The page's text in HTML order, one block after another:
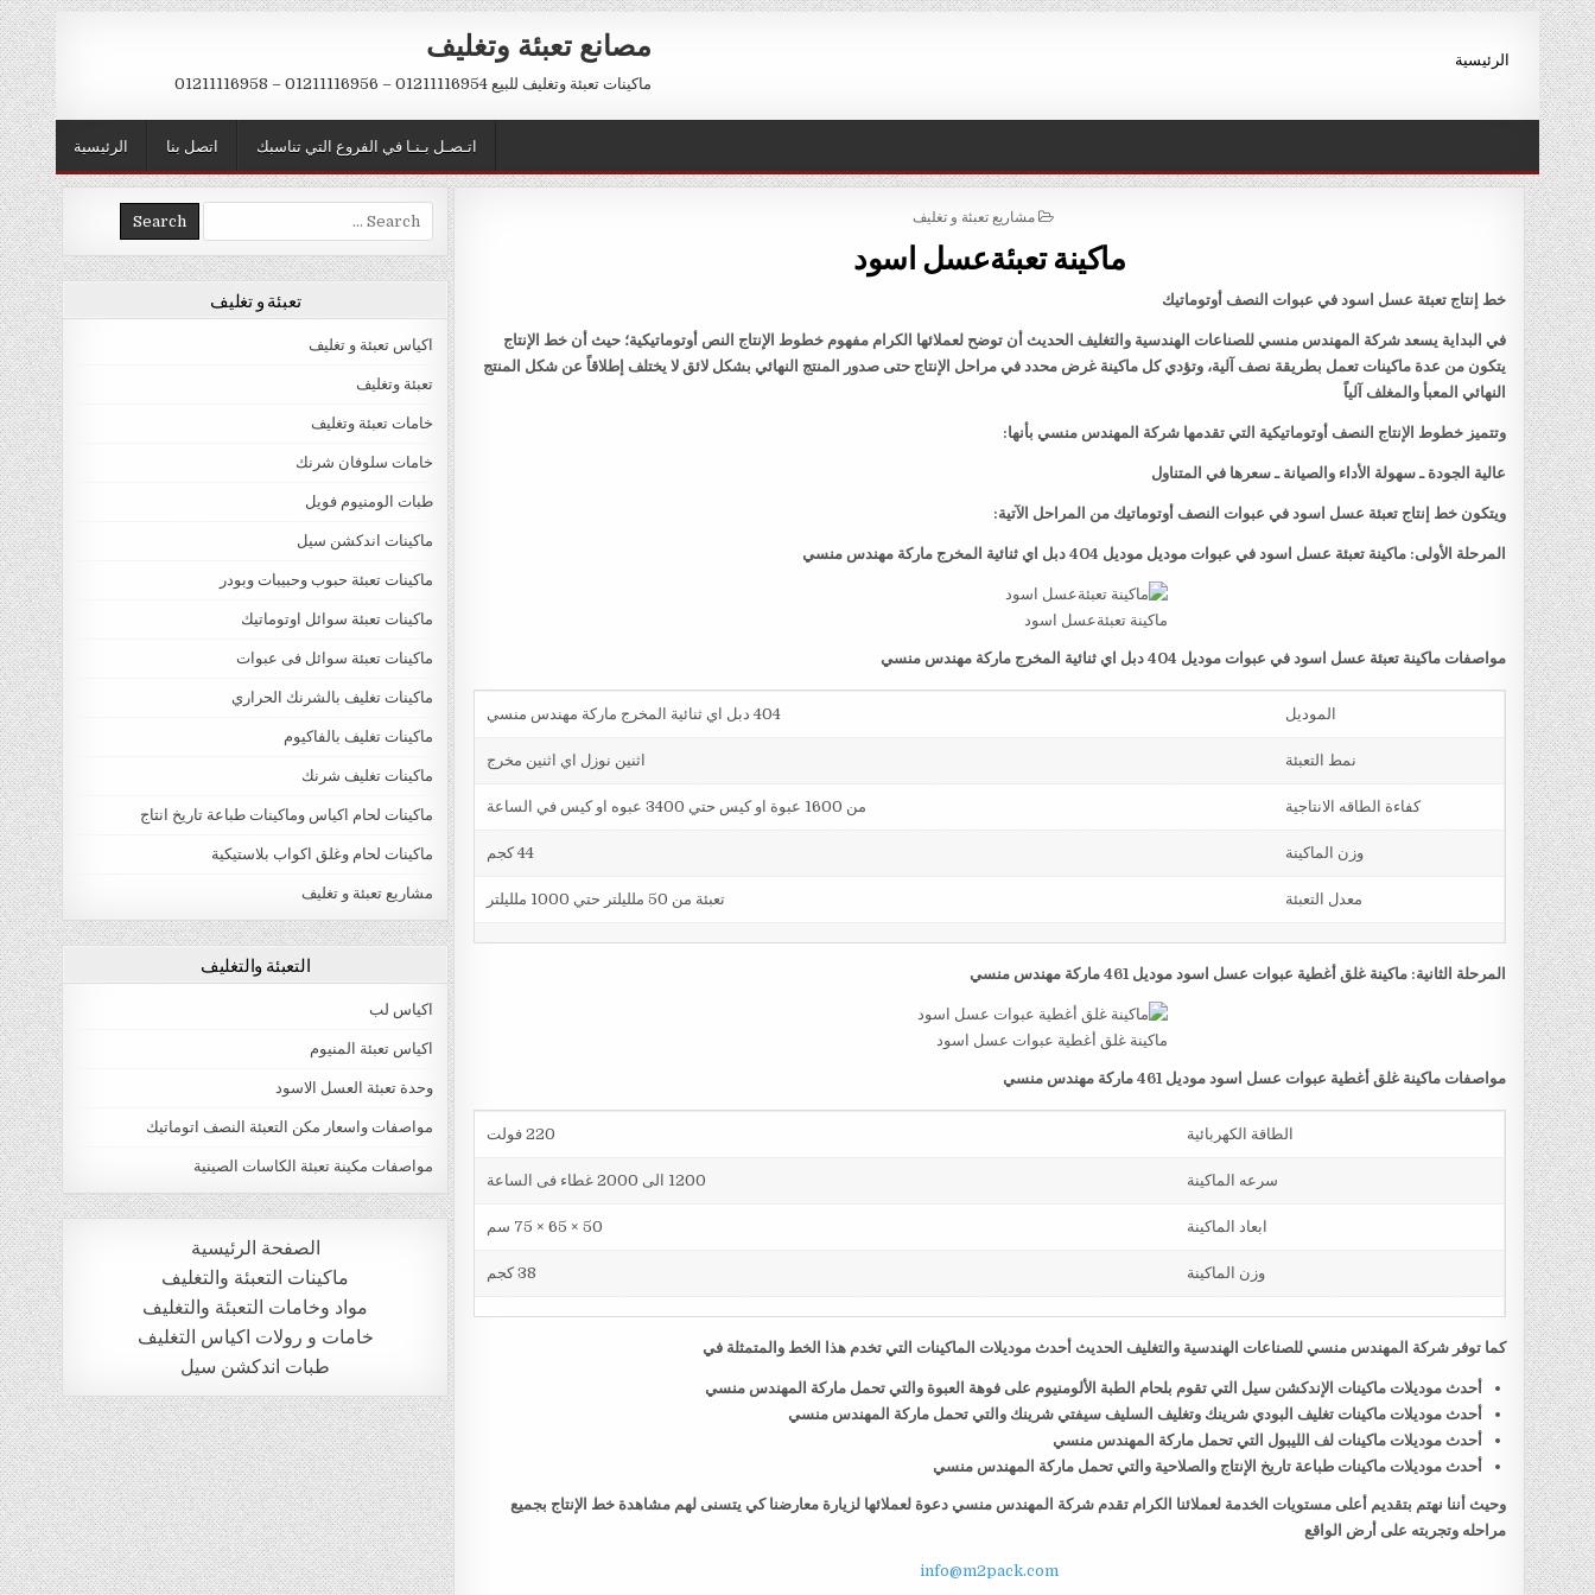
Skip
to
content
مصانع تعبئة وتغليف
ماكينات تعبئة وتغليف للبيع 01211116954 – 01211116956 – 01211116958
الرئيسية
الرئيسية اتصل بنا اتـصـل بـنـا في الفروع التي تناسبك
POSTED
مشاريع تعبئة و تغليف
ماكينة تعبئةعسل اسود
خط إنتاج تعبئة عسل اسود في عبوات النصف أوتوماتيك
في البداية يسعد شركة المهندس منسي للصناعات الهندسية والتغليف الحديث أن توضح لعملائها الكرام مفهوم خطوط الإنتاج النص أوتوماتيكية؛ حيث أن خط الإنتاج
يتكون من عدة ماكينات تعمل بطريقة نصف آلية، وتؤدي كل ماكينة غرض محدد في مراحل الإنتاج حتى صدور المنتج النهائي بشكل لائق لا يختلف إطلاقاً عن شكل المنتج
النهائي المعبأ والمغلف آلياً
وتتميز خطوط الإنتاج النصف أوتوماتيكية التي تقدمها شركة المهندس منسي بأنها:
عالية الجودة ـ سهولة الأداء والصيانة ـ سعرها في المتناول
ويتكون خط إنتاج تعبئة عسل اسود في عبوات النصف أوتوماتيك من المراحل الآتية:
المرحلة الأولى: ماكينة تعبئة عسل اسود في عبوات موديل موديل 404 دبل اي ثنائية المخرج ماركة مهندس منسي
ماكينة تعبئةعسل اسود
مواصفات ماكينة تعبئة عسل اسود في عبوات موديل 404 دبل اي ثنائية المخرج ماركة مهندس منسي
الموديل 404 دبل اي ثنائية المخرج ماركة مهندس منسي
نمط التعبئة اثنين نوزل اي اثنين مخرج
كفاءة الطاقه الانتاجية من 1600 عبوة او كيس حتي 3400 عبوه او كيس في الساعة
وزن الماكينة 44 كجم
معدل التعبئة تعبئة من 50 ملليلتر حتي 1000 ملليلتر
المرحلة الثانية: ماكينة غلق أغطية عبوات عسل اسود موديل 461 ماركة مهندس منسي
ماكينة غلق أغطية عبوات عسل اسود
مواصفات ماكينة غلق أغطية عبوات عسل اسود موديل 461 ماركة مهندس منسي
الطاقة الكهربائية 220 فولت
سرعه الماكينة 1200 الى 2000 غطاء فى الساعة
ابعاد الماكينة 50 × 65 × 75 سم
وزن الماكينة 38 كجم
كما توفر شركة المهندس منسي للصناعات الهندسية والتغليف الحديث أحدث موديلات الماكينات التي تخدم هذا الخط والمتمثلة في
أحدث موديلات ماكينات الإندكشن سيل التي تقوم بلحام الطبة الألومنيوم على فوهة العبوة والتي تحمل ماركة المهندس منسي
أحدث موديلات ماكينات تغليف البودي شرينك وتغليف السليف سيفتي شرينك والتي تحمل ماركة المهندس منسي
أحدث موديلات ماكينات لف الليبول التي تحمل ماركة المهندس منسي
أحدث موديلات ماكينات طباعة تاريخ الإنتاج والصلاحية والتي تحمل ماركة المهندس منسي
وحيث أننا نهتم بتقديم أعلى مستويات الخدمة لعملائنا الكرام تقدم شركة المهندس منسي دعوة لعملائها لزيارة معارضنا كي يتسنى لهم مشاهدة خط الإنتاج بجميع
مراحله وتجربته على أرض الواقع
info@m2pack.com
Search
for:
تعبئة و تغليف
اكياس تعبئة و تغليف
تعبئة وتغليف
خامات تعبئة وتغليف
خامات سلوفان شرنك
طبات الومنيوم فويل
ماكينات اندكشن سيل
ماكينات تعبئة حبوب وحبيبات وبودر
ماكينات تعبئة سوائل اوتوماتيك
ماكينات تعبئة سوائل فى عبوات
ماكينات تغليف بالشرنك الحراري
ماكينات تغليف بالفاكيوم
ماكينات تغليف شرنك
ماكينات لحام اكياس وماكينات طباعة تاريخ انتاج
ماكينات لحام وغلق اكواب بلاستيكية
مشاريع تعبئة و تغليف
التعبئة والتغليف
اكياس لب
اكياس تعبئة المنيوم
وحدة تعبئة العسل الاسود
مواصفات واسعار مكن التعبئة النصف اتوماتيك
مواصفات مكينة تعبئة الكاسات الصينية
الصفحة الرئيسية
ماكينات التعبئة والتغليف
مواد وخامات التعبئة والتغليف
خامات و رولات اكياس التغليف
طبات اندكشن سيل